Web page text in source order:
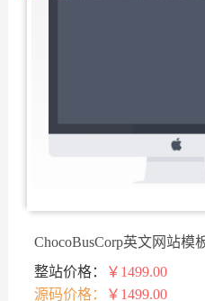
ChocoBusCorp英文网站模
整站价格：
￥1499.00
源码价格：
￥1499.00